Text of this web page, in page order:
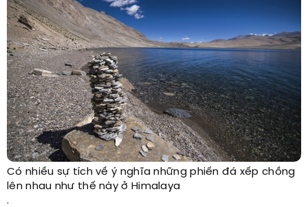
Có nhiều sự tích về ý nghĩa những phiến đá xếp chồng
lên nhau như thế này ở Himalaya
.